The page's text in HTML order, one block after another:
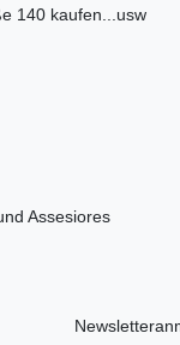
kaufen...usw
Assesiores